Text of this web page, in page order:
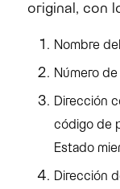
original, con
Nombre
Número
Dirección
código de
Estado
Dirección